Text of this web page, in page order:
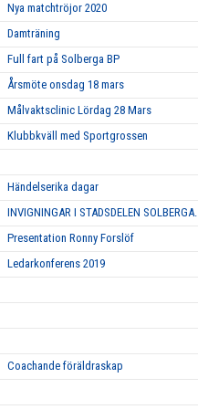
Nya matchtröjor 2020
Damträning
Full fart på Solberga BP
Årsmöte onsdag 18 mars
Målvaktsclinic Lördag 28 Mars
Klubbkväll med Sportgrossen
Händelserika dagar
INVIGNINGAR I STADSDELEN SOLBERGA.
Presentation Ronny Forslöf
Ledarkonferens 2019
Coachande föräldraskap